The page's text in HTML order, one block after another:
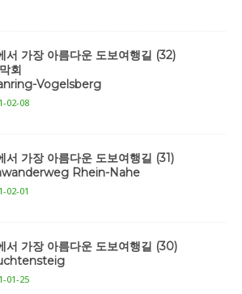
서 가장 아름다운 도보여행길 (32)
회
Vogelsberg
02-08
서 가장 아름다운 도보여행길 (31)
Rhein-Nahe
02-01
서 가장 아름다운 도보여행길 (30)
01-25